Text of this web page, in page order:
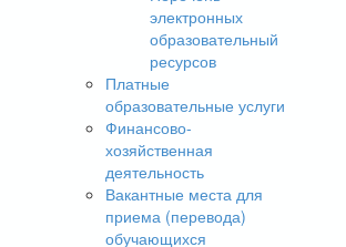
электронных
образовательный
ресурсов
Платные
образовательные услуги
Финансово-
хозяйственная
деятельность
Вакантные места для
приема (перевода)
обучающихся